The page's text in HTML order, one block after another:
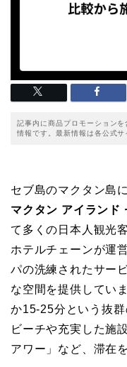
記事内に商品プロモーション
情報です。最新情報は各公式
セブ島のマクタン島
マクタン アイランド
て多くの日本人観光
ホテルチェーンが運
パの洗練されたサー
な空間を提供してい
か15-25分という抜
ビーチや充実した施
アワー」など、滞在